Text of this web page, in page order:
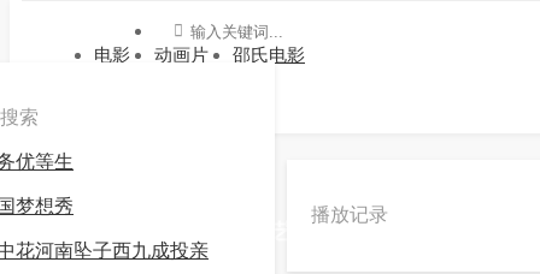
电影 动画片 邵氏电影
播放记录
索
优等生
梦想秀
花河南坠子西九成投亲
官方网站登录